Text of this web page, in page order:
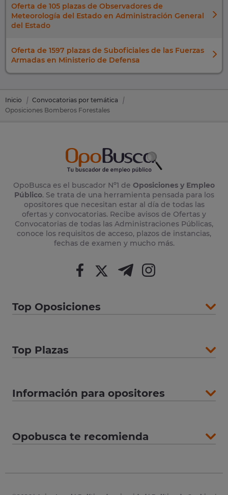
Oferta de 105 plazas de Observadores de
Meteorología del Estado en Administración General
del Estado
Oferta de 1597 plazas de Suboficiales de las Fuerzas
Armadas en Ministerio de Defensa
Inicio
Convocatorias por temática
Oposiciones Bomberos Forestales
OpoBusca es el buscador Nº1 de Oposiciones y Empleo
Público. Se trata de una herramienta pensada para los
opositores que necesitan estar al día de todas las
ofertas y convocatorias. Recibe avisos de Ofertas y
Convocatorias de todas las Administraciones Públicas,
conoce los requisitos de acceso, plazos de instancias,
fechas de examen y mucho más.
Top Oposiciones
Top Plazas
Información para opositores
Opobusca te recomienda